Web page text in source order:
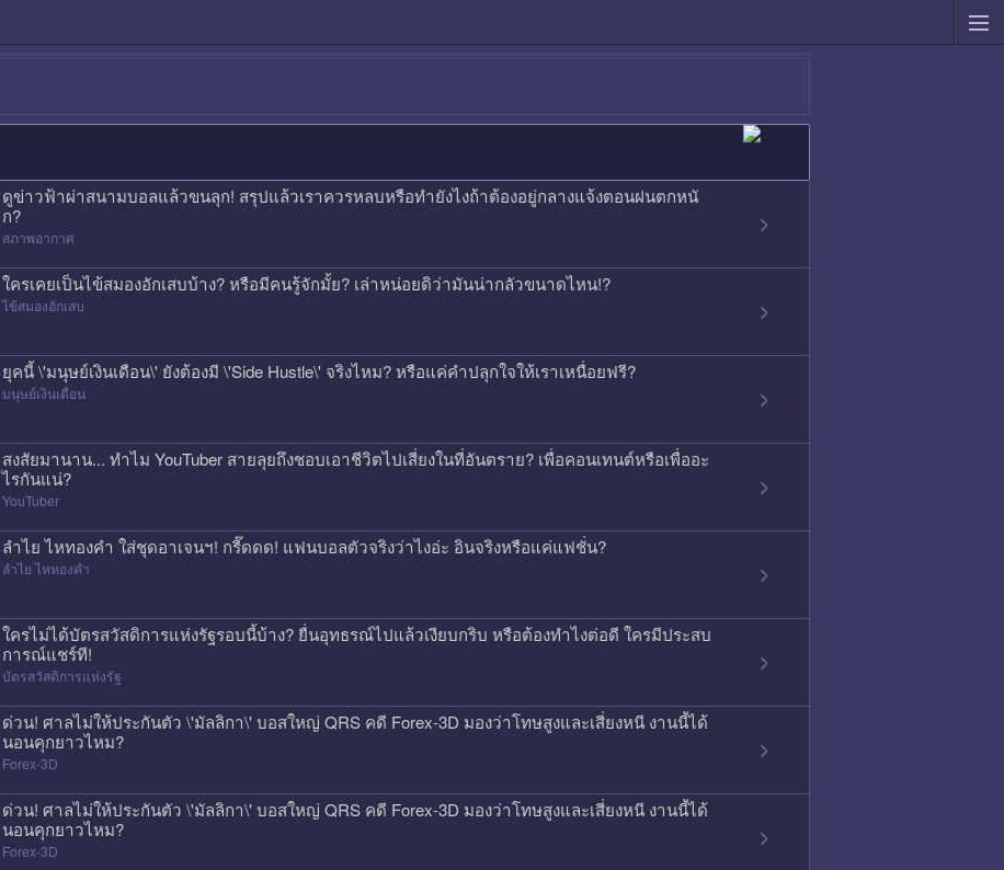
ดูข่าวฟ้าผ่าสนามบอลแล้วขนลุก! สรุปแล้วเราควรหลบหรือทำยังไงถ้าต้องอยู่กลางแจ้งตอนฝนตกหนั
ก?
สภาพอากาศ
ใครเคยเป็นไข้สมองอักเสบบ้าง? หรือมีคนรู้จักมั้ย? เล่าหน่อยดิว่ามันน่ากลัวขนาดไหน!?
ไข้สมองอักเสบ
ยุคนี้ \'มนุษย์เงินเดือน\' ยังต้องมี \'Side Hustle\' จริงไหม? หรือแค่คำปลุกใจให้เราเหนื่อยฟรี?
มนุษย์เงินเดือน
สงสัยมานาน... ทำไม YouTuber สายลุยถึงชอบเอาชีวิตไปเสี่ยงในที่อันตราย? เพื่อคอนเทนต์หรือเพื่ออะ
ไรกันแน่?
YouTuber
ลำไย ไหทองคำ ใส่ชุดอาเจนฯ! กรี๊ดดด! แฟนบอลตัวจริงว่าไงอ่ะ อินจริงหรือแค่แฟชั่น?
ลำไย ไหทองคำ
ใครไม่ได้บัตรสวัสดิการแห่งรัฐรอบนี้บ้าง? ยื่นอุทธรณ์ไปแล้วเงียบกริบ หรือต้องทำไงต่อดี ใครมีประสบ
การณ์แชร์ที!
บัตรสวัสดิการแห่งรัฐ
ด่วน! ศาลไม่ให้ประกันตัว \'มัลลิกา\' บอสใหญ่ QRS คดี Forex-3D มองว่าโทษสูงและเสี่ยงหนี งานนี้ได้
นอนคุกยาวไหม?
Forex-3D
ด่วน! ศาลไม่ให้ประกันตัว \'มัลลิกา\' บอสใหญ่ QRS คดี Forex-3D มองว่าโทษสูงและเสี่ยงหนี งานนี้ได้
นอนคุกยาวไหม?
Forex-3D